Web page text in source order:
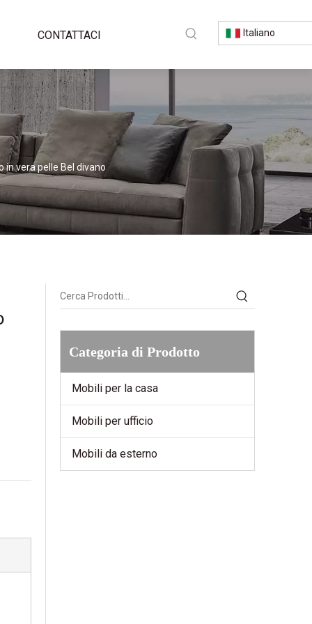
CONTATTACI Italiano
in vera pelle Bel divano
Categoria di Prodotto
Mobili per la casa
Mobili per ufficio
Mobili da esterno